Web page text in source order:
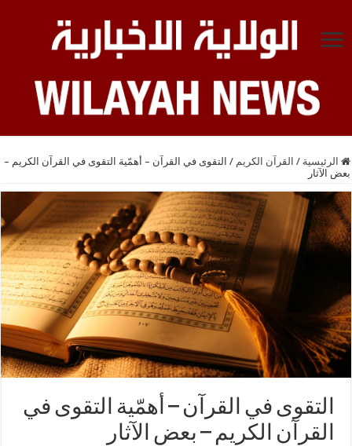
الرئيسية / القرآن الكريم / التقوى في القرآن – أهمّية التقوى في القرآن الكريم –
بعض الآثار
التقوى في القرآن – أهمّية التقوى في
القرآن الكريم – بعض الآثار